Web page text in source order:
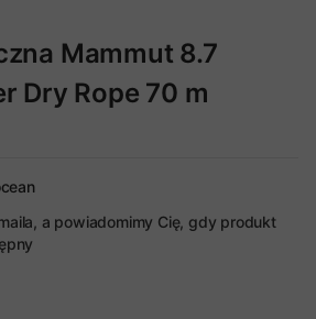
Mammut 8.7
Dry Rope 70 m
a powiadomimy Cię, gdy produkt